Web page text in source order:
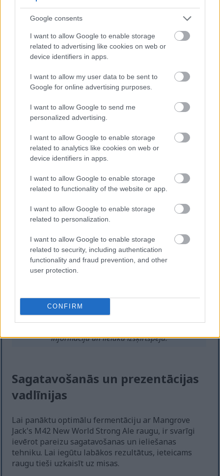
Google consents
I want to allow Google to enable storage
related to advertising like cookies on web or
device identifiers in apps.
I want to allow my user data to be sent to
Google for online advertising purposes.
I want to allow Google to send me
personalized advertising.
I want to allow Google to enable storage
related to analytics like cookies on web or
device identifiers in apps.
I want to allow Google to enable storage
related to functionality of the website or app.
I want to allow Google to enable storage
related to personalization.
I want to allow Google to enable storage
related to security, including authentication
functionality and fraud prevention, and other
user protection.
CONFIRM
Miežu vīni un citi augsta alkohola satura eili,
kuros izceļas tā spēcīgās fermentācijas
Izmantojot M42 alus darīšanā, tiek panākta tīra
fermentācija ar minimālām blakusgaršām. Tas ļauj
viegli augļainais garšas profils ir ideāli piemērots
alus darītājiem, kuri vēlas sabalansētu garšu.
Papildus šiem stiliem M42 ir piemērots arī Beļģijas
stila eiliem un stipriem eiliem. Tā fermentācijas
dziļumu un sarežģītību.
Izvēloties pareizo alus stilu M42 raugam, alus
pie plaša gardu, augstas kvalitātes alus klāsta.
Dažādas alus glāzes zeltainā, dzintara un rubīna
nokrāsās uz koka galda.
informāciju un lielāku izšķirtspēju.
Sagatavošanās un prezentācijas
vadlīnijas
Lai panāktu optimālu fermentāciju ar Mangrove
Jack's M42 New World Strong Ale raugu, ir svarīgi
ievērot pareizu sagatavošanas un ieliešanas
tehniku. Lai iegūtu labākos rezultātus, ieteicams
raugu tieši uzkaisīt uz misas.